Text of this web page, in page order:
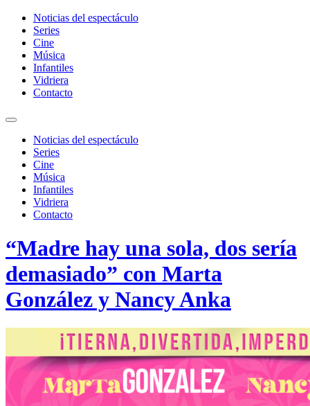
Noticias del espectáculo
Series
Cine
Música
Infantiles
Vidriera
Contacto
Toggle
search
field
Noticias del espectáculo
Series
Cine
Música
Infantiles
Vidriera
Contacto
“Madre hay una sola, dos sería
demasiado” con Marta
González y Nancy Anka